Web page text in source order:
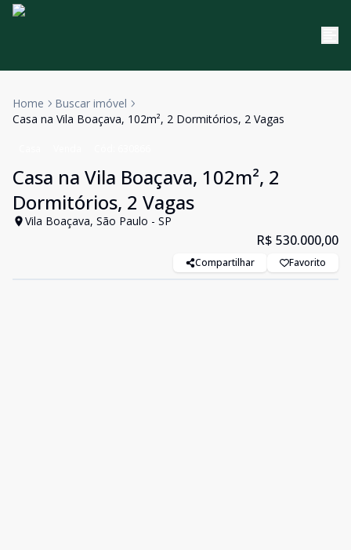
Home
Buscar imóvel
Casa na Vila Boaçava, 102m², 2 Dormitórios, 2 Vagas
Casa na Vila Boaçava, 102m², 2
Dormitórios, 2 Vagas
Vila Boaçava, São Paulo - SP
R$ 530.000,00
Compartilhar Favorito